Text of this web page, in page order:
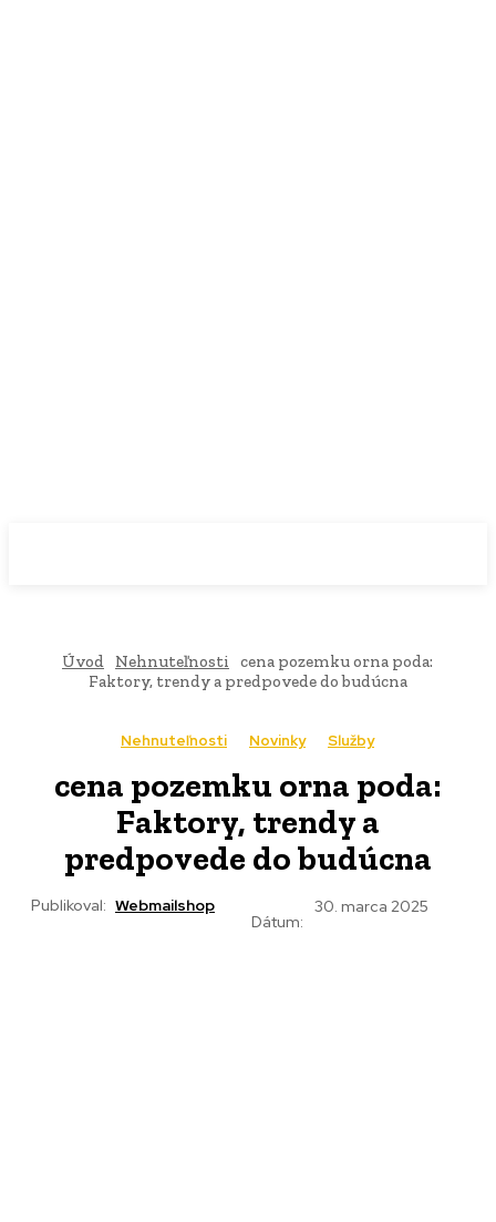
Úvod Nehnuteľnosti
cena pozemku orna poda:
Faktory, trendy a predpovede do budúcna
Nehnuteľnosti Novinky Služby
cena pozemku orna poda:
Faktory, trendy a
predpovede do budúcna
Publikoval: Webmailshop
Dátum:
30. marca 2025